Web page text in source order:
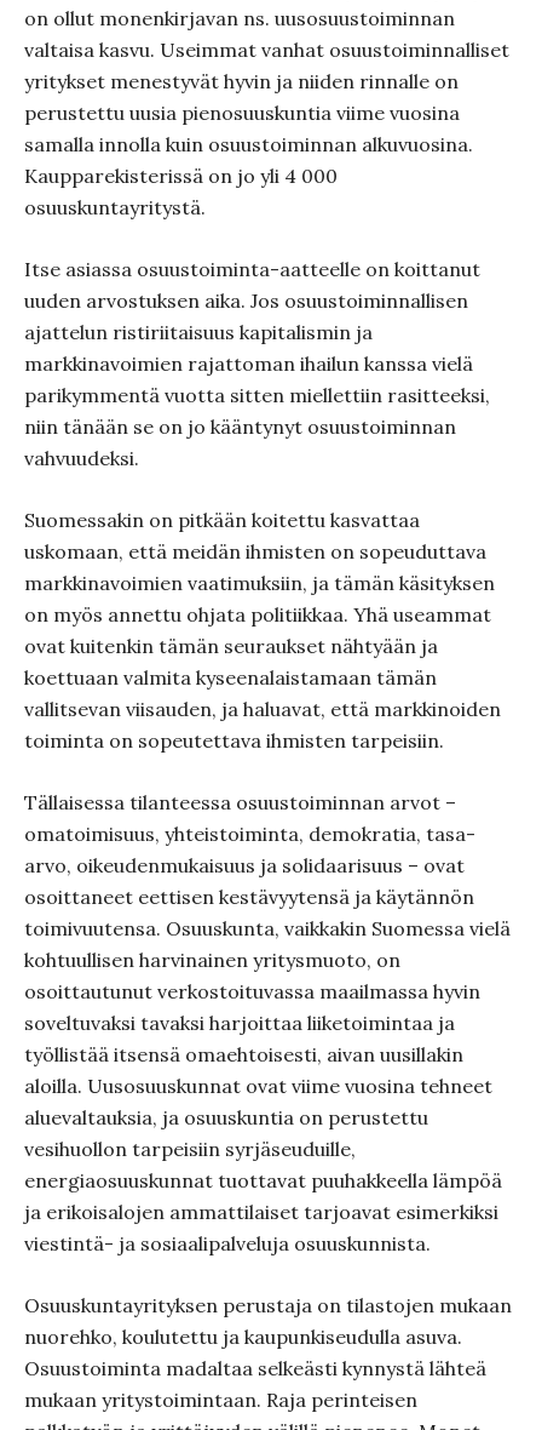
on ollut monenkirjavan ns. uusosuustoiminnan
valtaisa kasvu. Useimmat vanhat osuustoiminnalliset
yritykset menestyvät hyvin ja niiden rinnalle on
perustettu uusia pienosuuskuntia viime vuosina
samalla innolla kuin osuustoiminnan alkuvuosina.
Kaupparekisterissä on jo yli 4 000
osuuskuntayritystä.
Itse asiassa osuustoiminta-aatteelle on koittanut
uuden arvostuksen aika. Jos osuustoiminnallisen
ajattelun ristiriitaisuus kapitalismin ja
markkinavoimien rajattoman ihailun kanssa vielä
parikymmentä vuotta sitten miellettiin rasitteeksi,
niin tänään se on jo kääntynyt osuustoiminnan
vahvuudeksi.
Suomessakin on pitkään koitettu kasvattaa
uskomaan, että meidän ihmisten on sopeuduttava
markkinavoimien vaatimuksiin, ja tämän käsityksen
on myös annettu ohjata politiikkaa. Yhä useammat
ovat kuitenkin tämän seuraukset nähtyään ja
koettuaan valmita kyseenalaistamaan tämän
vallitsevan viisauden, ja haluavat, että markkinoiden
toiminta on sopeutettava ihmisten tarpeisiin.
Tällaisessa tilanteessa osuustoiminnan arvot –
omatoimisuus, yhteistoiminta, demokratia, tasa-
arvo, oikeudenmukaisuus ja solidaarisuus – ovat
osoittaneet eettisen kestävyytensä ja käytännön
toimivuutensa. Osuuskunta, vaikkakin Suomessa vielä
kohtuullisen harvinainen yritysmuoto, on
osoittautunut verkostoituvassa maailmassa hyvin
soveltuvaksi tavaksi harjoittaa liiketoimintaa ja
työllistää itsensä omaehtoisesti, aivan uusillakin
aloilla. Uusosuuskunnat ovat viime vuosina tehneet
aluevaltauksia, ja osuuskuntia on perustettu
vesihuollon tarpeisiin syrjäseuduille,
energiaosuuskunnat tuottavat puuhakkeella lämpöä
ja erikoisalojen ammattilaiset tarjoavat esimerkiksi
viestintä- ja sosiaalipalveluja osuuskunnista.
Osuuskuntayrityksen perustaja on tilastojen mukaan
nuorehko, koulutettu ja kaupunkiseudulla asuva.
Osuustoiminta madaltaa selkeästi kynnystä lähteä
mukaan yritystoimintaan. Raja perinteisen